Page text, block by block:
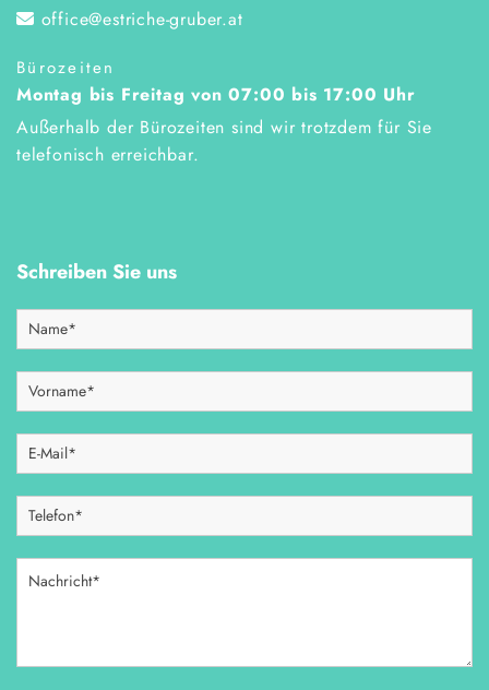
 office@estriche-gruber.at
Bürozeiten
Montag bis Freitag von 07:00 bis 17:00 Uhr
Außerhalb der Bürozeiten sind wir trotzdem für Sie
telefonisch erreichbar.
Schreiben Sie uns